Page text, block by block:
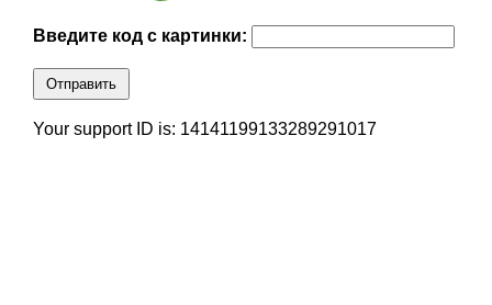
Введите код с картинки:
Отправить
Your support ID is: 14141199133289291017